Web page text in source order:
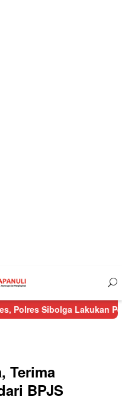
Lakukan Pengamanan
Terima
BPJS